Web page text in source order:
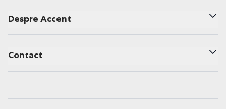
Despre Accent
Contact